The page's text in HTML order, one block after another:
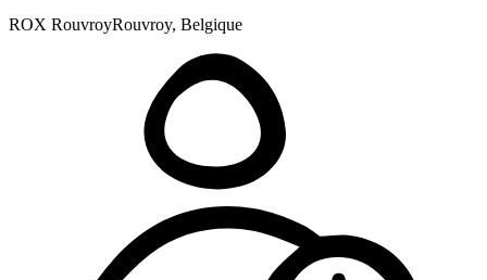
ROX RouvroyRouvroy, Belgique